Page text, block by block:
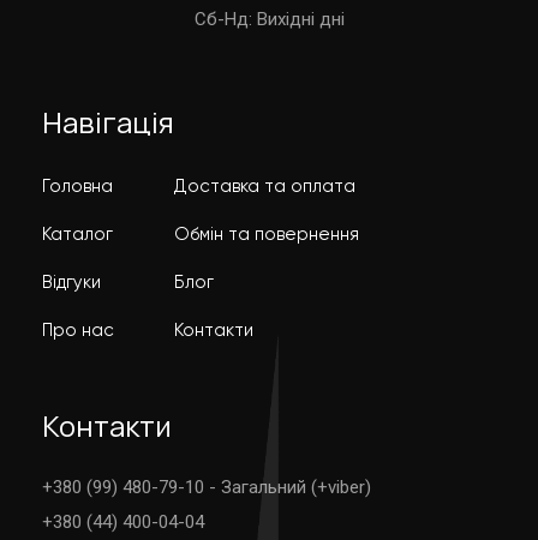
Cб-Нд: Вихідні дні
Навігація
Головна
Каталог
Відгуки
Про нас
Доставка та оплата
Обмін та повернення
Блог
Контакти
Контакти
+380 (99) 480-79-10 - Загальний (+viber)
+380 (44) 400-04-04